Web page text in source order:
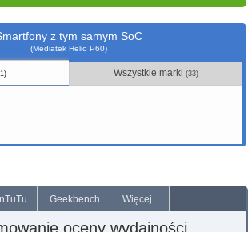
z tym samym SoC
(Mediatek Helio P60)
Wszystkie marki (33)
Geekbench Więcej...
oceny wydajności